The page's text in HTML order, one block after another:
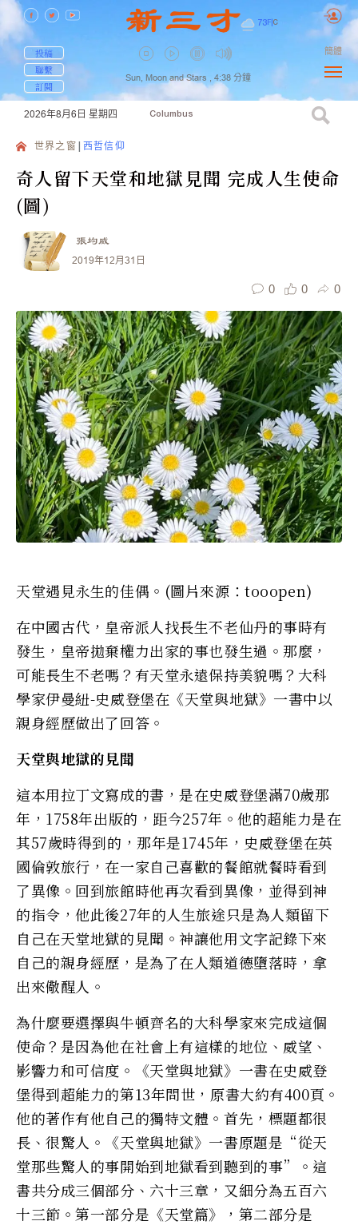
73F| C
投稿
聯繫
訂閱
Sun, Moon and Stars , 4:38 分鐘
簡體
2026年8月6日 星期四 Columbus
世界之窗 西哲信仰
奇人留下天堂和地獄見聞 完成人生使命
(圖)
張均威
2019年12月31日
0 0 0
天堂遇見永生的佳偶。(圖片來源：tooopen)
在中國古代，皇帝派人找長生不老仙丹的事時有
發生，皇帝拋棄權力出家的事也發生過。那麼，
可能長生不老嗎？有天堂永遠保持美貌嗎？大科
學家伊曼紐-史威登堡在《天堂與地獄》一書中以
親身經歷做出了回答。
天堂與地獄的見聞
這本用拉丁文寫成的書，是在史威登堡滿70歲那
年，1758年出版的，距今257年。他的超能力是在
其57歲時得到的，那年是1745年，史威登堡在英
國倫敦旅行，在一家自己喜歡的餐館就餐時看到
了異像。回到旅館時他再次看到異像，並得到神
的指令，他此後27年的人生旅途只是為人類留下
自己在天堂地獄的見聞。神讓他用文字記錄下來
自己的親身經歷，是為了在人類道德墮落時，拿
出來儆醒人。
為什麼要選擇與牛頓齊名的大科學家來完成這個
使命？是因為他在社會上有這樣的地位、威望、
影響力和可信度。《天堂與地獄》一書在史威登
堡得到超能力的第13年問世，原書大約有400頁。
他的著​​作有他自己的獨特文體。首先，標題都很
長、很驚人。《天堂與地獄》一書原題是“從天
堂那些驚人的事開始到地獄看到聽到的事”。這
書共分成三個部分、六十三章，又細分為五百六
十三節。第一部分是《天堂篇》，第二部分是